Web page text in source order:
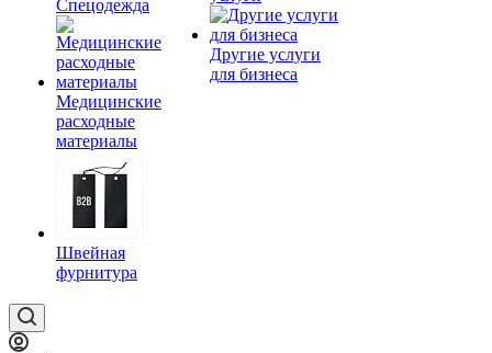
Спецодежда
Медицинские
расходные
материалы
Швейная
фурнитура
Другие услуги
для бизнеса